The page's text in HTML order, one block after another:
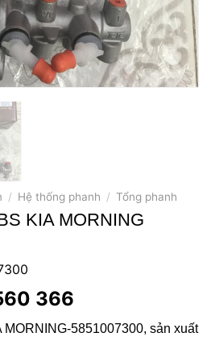
/ Hệ thống phanh / Tổng phanh
KIA MORNING
366
5851007300, sản xuất